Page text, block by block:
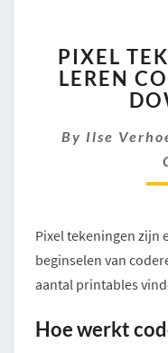
PIXEL
LEREN
By Ilse
Pixel tekeningen zijn
beginselen van
aantal printables
Hoe werkt